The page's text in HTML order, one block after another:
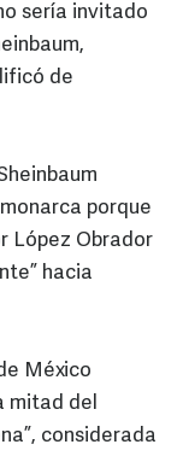
sería invitado
de
porque
López Obrador
hacia
México
mitad del
considerada